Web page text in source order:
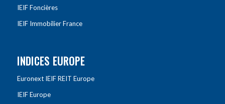
IEIF Foncières
IEIF Immobilier France
INDICES EUROPE
Euronext IEIF REIT Europe
IEIF Europe